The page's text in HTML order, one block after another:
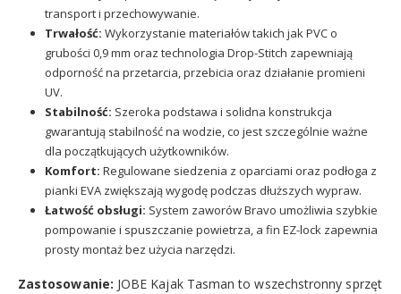
transport i przechowywanie.
Trwałość: Wykorzystanie materiałów takich jak PVC o
grubości 0,9 mm oraz technologia Drop-Stitch zapewniają
odporność na przetarcia, przebicia oraz działanie promieni
UV.
Stabilność: Szeroka podstawa i solidna konstrukcja
gwarantują stabilność na wodzie, co jest szczególnie ważne
dla początkujących użytkowników.
Komfort: Regulowane siedzenia z oparciami oraz podłoga z
pianki EVA zwiększają wygodę podczas dłuższych wypraw.
Łatwość obsługi: System zaworów Bravo umożliwia szybkie
pompowanie i spuszczanie powietrza, a fin EZ-lock zapewnia
prosty montaż bez użycia narzędzi.
Zastosowanie: JOBE Kajak Tasman to wszechstronny sprzęt